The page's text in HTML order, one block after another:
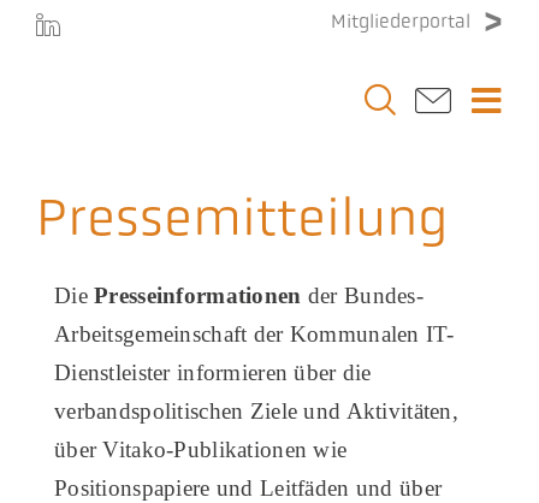
Zum
Mitgliederportal
Pressemitteilung
DiePresseinformationen der Bundes-
Arbeitsgemeinschaft der Kommunalen IT-
Dienstleister informieren über die
verbandspolitischen Ziele und Aktivitäten,
über Vitako-Publikationen wie
Positionspapiere und Leitfäden und über